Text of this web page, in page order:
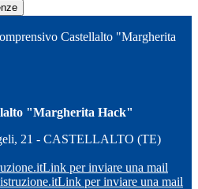
Castellalto "Margherita
"Margherita Hack"
21 - CASTELLALTO (TE)
Link per inviare una mail
Link per inviare una mail